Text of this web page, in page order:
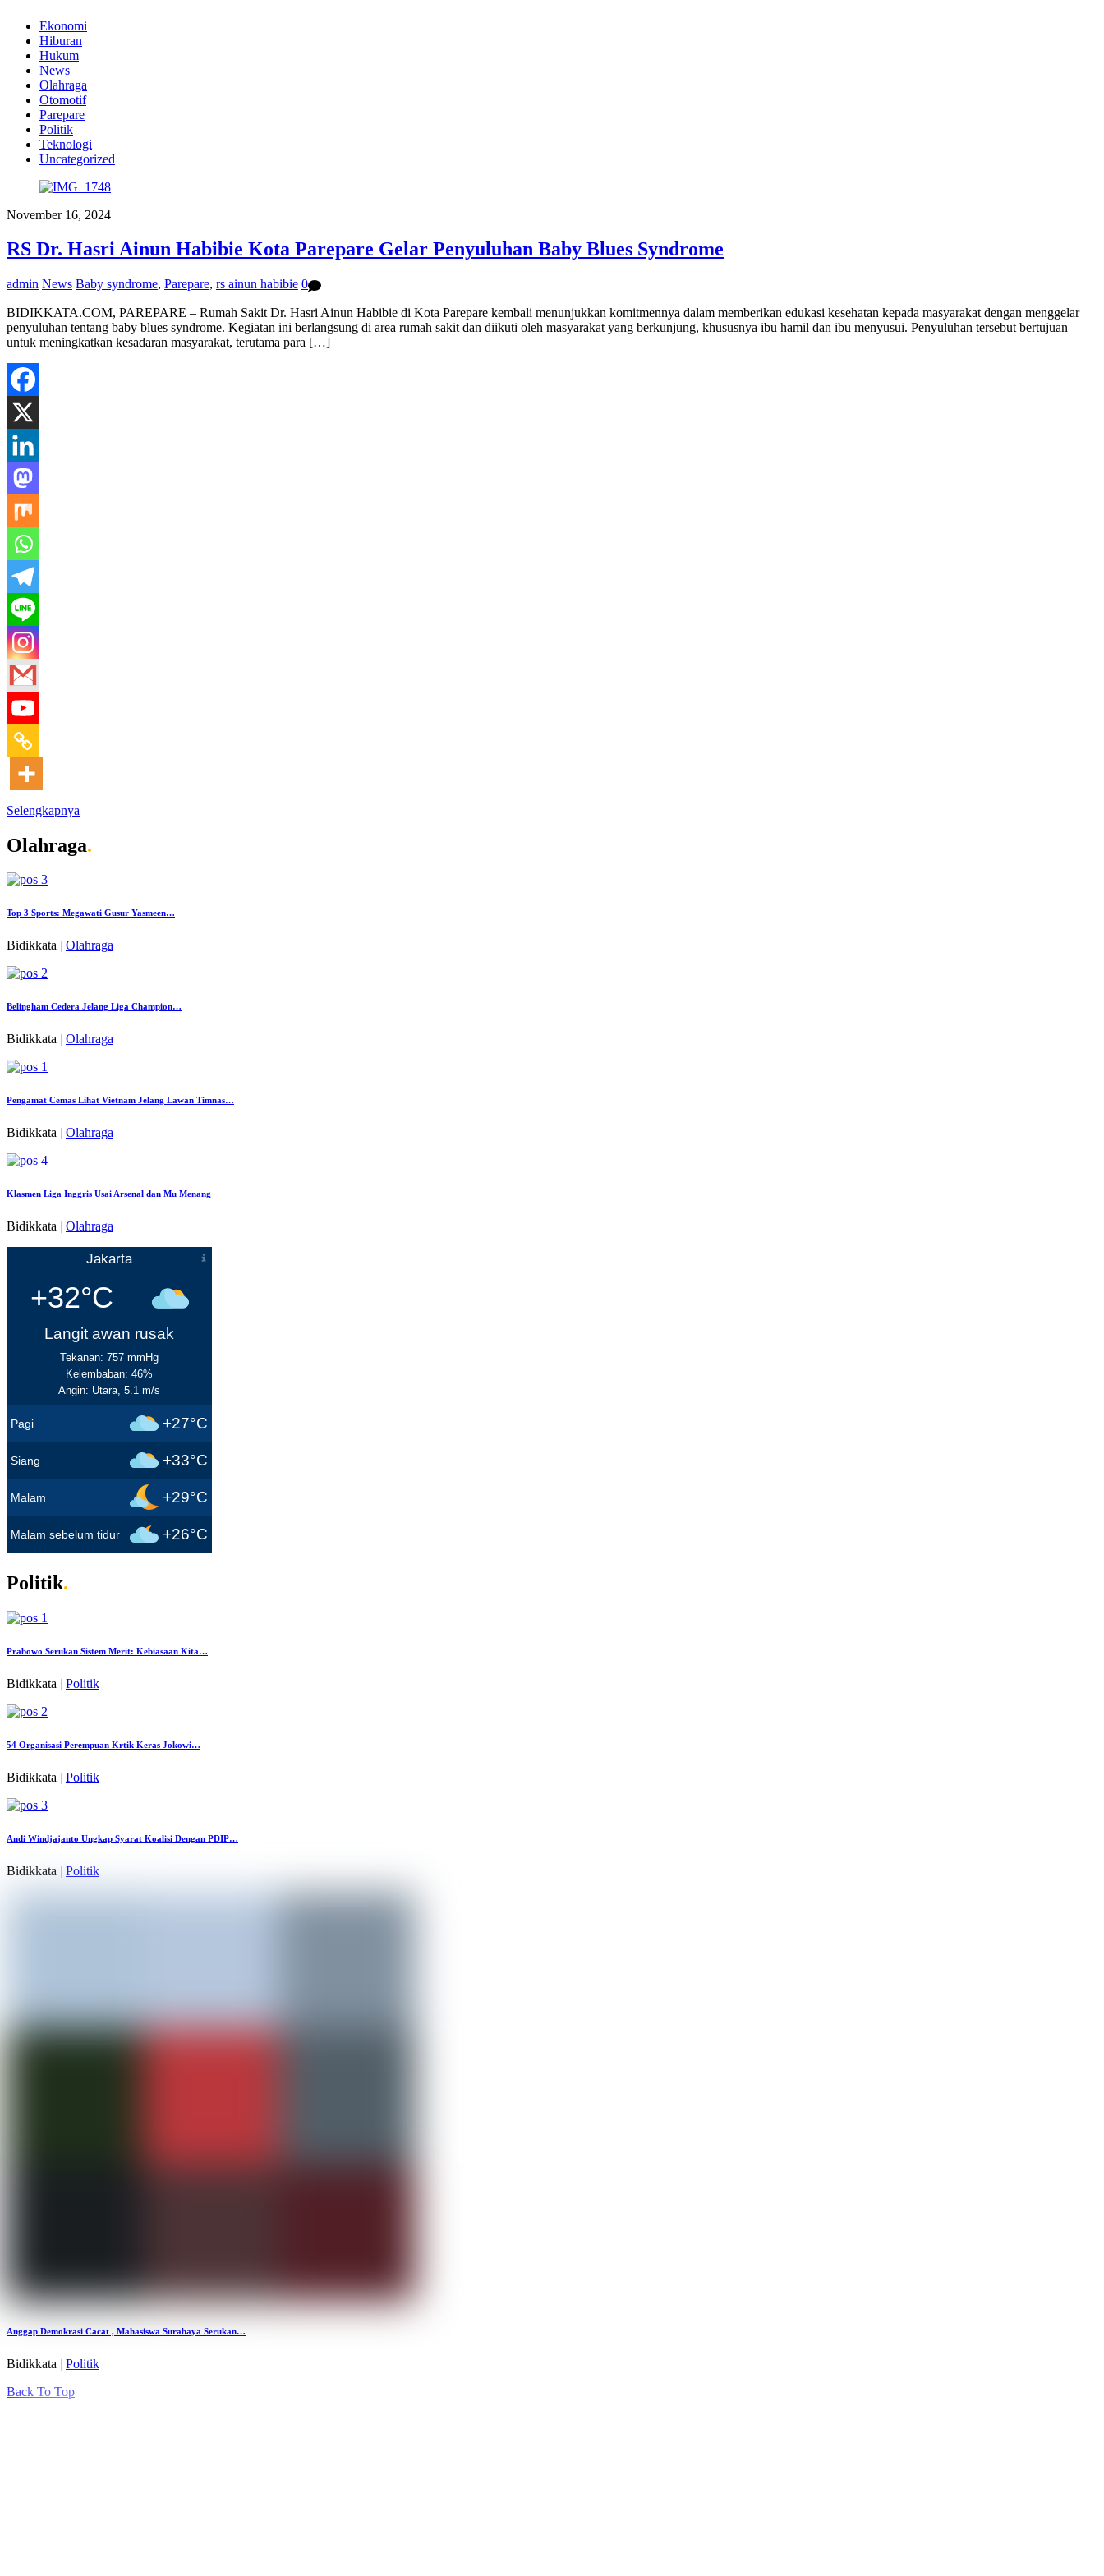
Ekonomi
Hiburan
Hukum
News
Olahraga
Otomotif
Parepare
Politik
Teknologi
Uncategorized
November 16, 2024
RS Dr. Hasri Ainun Habibie Kota Parepare Gelar Penyuluhan Baby Blues Syndrome
admin News Baby syndrome, Parepare, rs ainun habibie 0
BIDIKKATA.COM, PAREPARE – Rumah Sakit Dr. Hasri Ainun Habibie di Kota Parepare kembali menunjukkan komitmennya dalam memberikan edukasi kesehatan kepada masyarakat dengan menggelar
penyuluhan tentang baby blues syndrome. Kegiatan ini berlangsung di area rumah sakit dan diikuti oleh masyarakat yang berkunjung, khususnya ibu hamil dan ibu menyusui. Penyuluhan tersebut bertujuan
untuk meningkatkan kesadaran masyarakat, terutama para […]
Selengkapnya
Olahraga.
Top 3 Sports: Megawati Gusur Yasmeen…
Bidikkata | Olahraga
Belingham Cedera Jelang Liga Champion…
Bidikkata | Olahraga
Pengamat Cemas Lihat Vietnam Jelang Lawan Timnas…
Bidikkata | Olahraga
Klasmen Liga Inggris Usai Arsenal dan Mu Menang
Bidikkata | Olahraga
Jakarta
+32°C
Langit awan rusak
Tekanan: 757 mmHg
Kelembaban: 46%
Angin: Utara, 5.1 m/s
Pagi +27°C
Siang +33°C
Malam +29°C
Malam sebelum tidur +26°C
Politik.
Prabowo Serukan Sistem Merit: Kebiasaan Kita…
Bidikkata | Politik
54 Organisasi Perempuan Krtik Keras Jokowi…
Bidikkata | Politik
Andi Windjajanto Ungkap Syarat Koalisi Dengan PDIP…
Bidikkata | Politik
Anggap Demokrasi Cacat , Mahasiswa Surabaya Serukan…
Bidikkata | Politik
Back To Top